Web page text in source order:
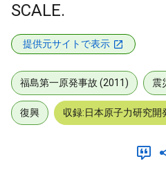
SCALE.
提供元サイトで表示
福島第一原発事故 (2011) 震
復興 収録:日本原子力研究開